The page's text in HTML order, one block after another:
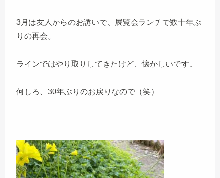
3月は友人からのお誘いで、展覧会ランチで数十年ぶ
りの再会。
ラインではやり取りしてきたけど、懐かしいです。
何しろ、30年ぶりのお戻りなので（笑）